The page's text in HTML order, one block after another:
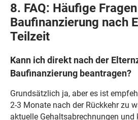
8. FAQ: Häufige
Baufinanzierung nach
Teilzeit
Kann ich direkt nach der
Baufinanzierung beantragen?
Grundsätzlich ja, aber es ist
2-3 Monate nach der Rückkehr zu
aktuelle Gehaltsabrechnungen und